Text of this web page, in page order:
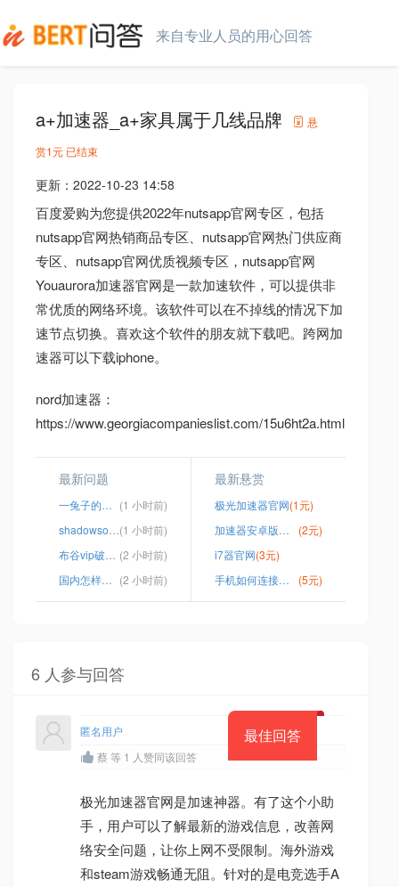
来自专业人员的用心回答
a+加速器_a+家具属于几线品牌
悬
赏1元 已结束
更新： 2022-10-23 14:58
百度爱购为您提供2022年nutsapp官网专区，包括
nutsapp官网热销商品专区、nutsapp官网热门供应商
专区、nutsapp官网优质视频专区，nutsapp官网
Youaurora加速器官网是一款加速软件，可以提供非
常优质的网络环境。该软件可以在不掉线的情况下加
速节点切换。喜欢这个软件的朋友就下载吧。跨网加
速器可以下载iphone。
nord加速器：
https://www.georgiacompanieslist.com/15u6ht2a.html
最新问题
一兔子的加速器 (1 小时前)
shadowsock 安卓apk(1 小时前)
布谷vip破解版 (2 小时前)
国内怎样才能用facebook (2 小时前)
最新悬赏
极光加速器官网(1元)
加速器安卓版免费试用
(2元)
i7器官网(3元)
手机如何连接谷歌
(5元)
6 人参与回答
最佳回答
匿名用户
蔡 等 1 人赞同该回答
极光加速器官网是加速神器。有了这个小助
手，用户可以了解最新的游戏信息，改善网
络安全问题，让你上网不受限制。海外游戏
和steam游戏畅通无阻。针对的是电竞选手A